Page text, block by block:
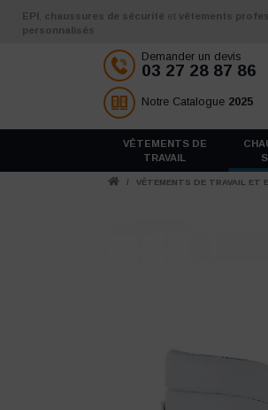
Aller au contenu
EPI chaussures de sécurité et vêtements
personnalisés
Demander un devis
03 27 28 87 86
Notre Catalogue 2025
VÊTEMENTS DE
TRAVAIL
/ VÊTEMENTS DE TRAVAIL ET